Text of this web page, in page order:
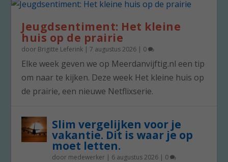
Jeugdsentiment: Het kleine
huis op de prairie
door Brigitte Leferink |7 augustus 2026 | 0
Elke week geven we op Meerdanvijftig.nl een tip
om naar te kijken. Deze week Het kleine huis op
de prairie, een nieuwe Netflixserie.
Slim vergelijken voor je
vakantie. Dit is waar je op
moet letten.
door medewerker | 6 augustus 2026 | 0